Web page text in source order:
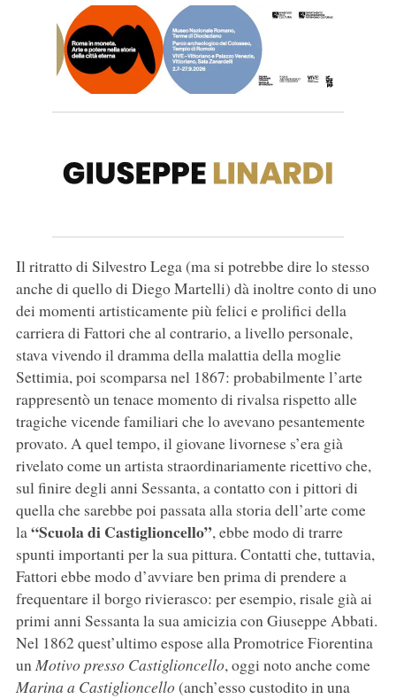
Il ritratto di Silvestro Lega (ma si potrebbe dire lo stesso
anche di quello di Diego Martelli) dà inoltre conto di uno
dei momenti artisticamente più felici e prolifici della
carriera di Fattori che al contrario, a livello personale,
stava vivendo il dramma della malattia della moglie
Settimia, poi scomparsa nel 1867: probabilmente l’arte
rappresentò un tenace momento di rivalsa rispetto alle
tragiche vicende familiari che lo avevano pesantemente
provato. A quel tempo, il giovane livornese s’era già
rivelato come un artista straordinariamente ricettivo che,
sul finire degli anni Sessanta, a contatto con i pittori di
quella che sarebbe poi passata alla storia dell’arte come
la“Scuola di Castiglioncello”, ebbe modo di trarre
spunti importanti per la sua pittura. Contatti che, tuttavia,
Fattori ebbe modo d’avviare ben prima di prendere a
frequentare il borgo rivierasco: per esempio, risale già ai
primi anni Sessanta la sua amicizia con Giuseppe Abbati.
Nel 1862 quest’ultimo espose alla Promotrice Fiorentina
unMotivo presso Castiglioncello, oggi noto anche come
Marina a Castiglioncello(anch’esso custodito in una